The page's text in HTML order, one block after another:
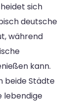
sich
deutsche
während
kann.
beide Städte
lebendige